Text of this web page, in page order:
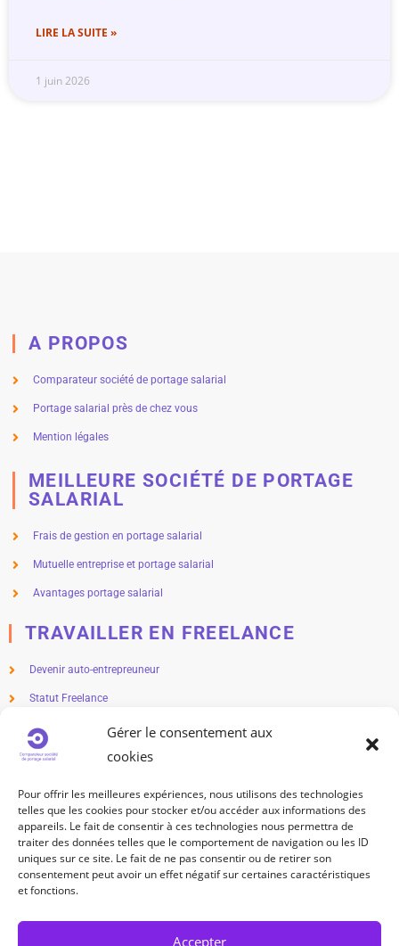
Gérer le consentement aux
cookies
Pour offrir les meilleures expériences, nous utilisons des technologies
telles que les cookies pour stocker et/ou accéder aux informations des
appareils. Le fait de consentir à ces technologies nous permettra de
traiter des données telles que le comportement de navigation ou les ID
uniques sur ce site. Le fait de ne pas consentir ou de retirer son
consentement peut avoir un effet négatif sur certaines caractéristiques
et fonctions.
Accepter
LIRE LA SUITE »
1 juin 2026
A PROPOS
Comparateur société de portage salarial
Portage salarial près de chez vous
Mention légales
MEILLEURE SOCIÉTÉ DE PORTAGE
SALARIAL
Frais de gestion en portage salarial
Mutuelle entreprise et portage salarial
Avantages portage salarial
TRAVAILLER EN FREELANCE
Devenir auto-entrepreuneur
Statut Freelance
Métier en freelance
Freelance salaire
TRAVAILLEUR INDÉPENDANT
Statut travailleur indépendant
Métier indépendant